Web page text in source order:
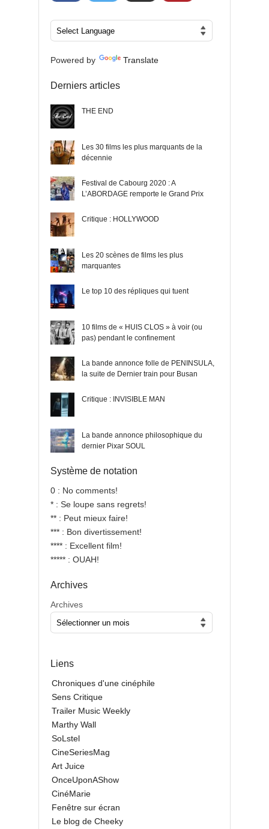
Powered by Translate
Derniers articles
THE END
Les 30 films les plus marquants de la
décennie
Festival de Cabourg 2020 : A
L’ABORDAGE remporte le Grand Prix
Critique : HOLLYWOOD
Les 20 scènes de films les plus
marquantes
Le top 10 des répliques qui tuent
10 films de « HUIS CLOS » à voir (ou
pas) pendant le confinement
La bande annonce folle de PENINSULA,
la suite de Dernier train pour Busan
Critique : INVISIBLE MAN
La bande annonce philosophique du
dernier Pixar SOUL
Système de notation
0 : No comments!
* : Se loupe sans regrets!
** : Peut mieux faire!
*** : Bon divertissement!
**** : Excellent film!
***** : OUAH!
Archives
Archives
Liens
Chroniques d'une cinéphile
Sens Critique
Trailer Music Weekly
Marthy Wall
SoLstel
CineSeriesMag
Art Juice
OnceUponAShow
CinéMarie
Fenêtre sur écran
Le blog de Cheeky